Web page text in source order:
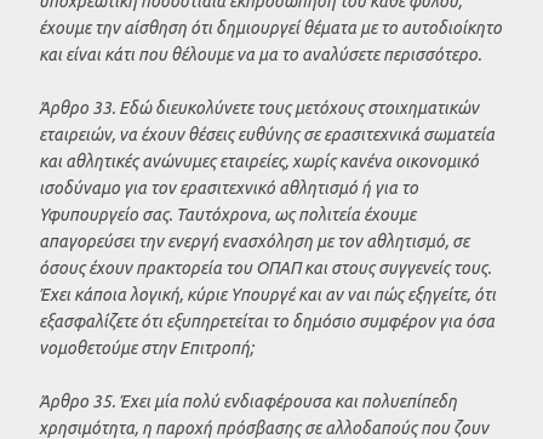
έχουμε την αίσθηση ότι δημιουργεί θέματα με το αυτοδιοίκητο
και είναι κάτι που θέλουμε να μα το αναλύσετε περισσότερο.
Άρθρο 33. Εδώ διευκολύνετε τους μετόχους στοιχηματικών
εταιρειών, να έχουν θέσεις ευθύνης σε ερασιτεχνικά σωματεία
και αθλητικές ανώνυμες εταιρείες, χωρίς κανένα οικονομικό
ισοδύναμο για τον ερασιτεχνικό αθλητισμό ή για το
Υφυπουργείο σας. Ταυτόχρονα, ως πολιτεία έχουμε
απαγορεύσει την ενεργή ενασχόληση με τον αθλητισμό, σε
όσους έχουν πρακτορεία του ΟΠΑΠ και στους συγγενείς τους.
Έχει κάποια λογική, κύριε Υπουργέ και αν ναι πώς εξηγείτε, ότι
εξασφαλίζετε ότι εξυπηρετείται το δημόσιο συμφέρον για όσα
νομοθετούμε στην Επιτροπή;
Άρθρο 35. Έχει μία πολύ ενδιαφέρουσα και πολυεπίπεδη
χρησιμότητα, η παροχή πρόσβασης σε αλλοδαπούς που ζουν